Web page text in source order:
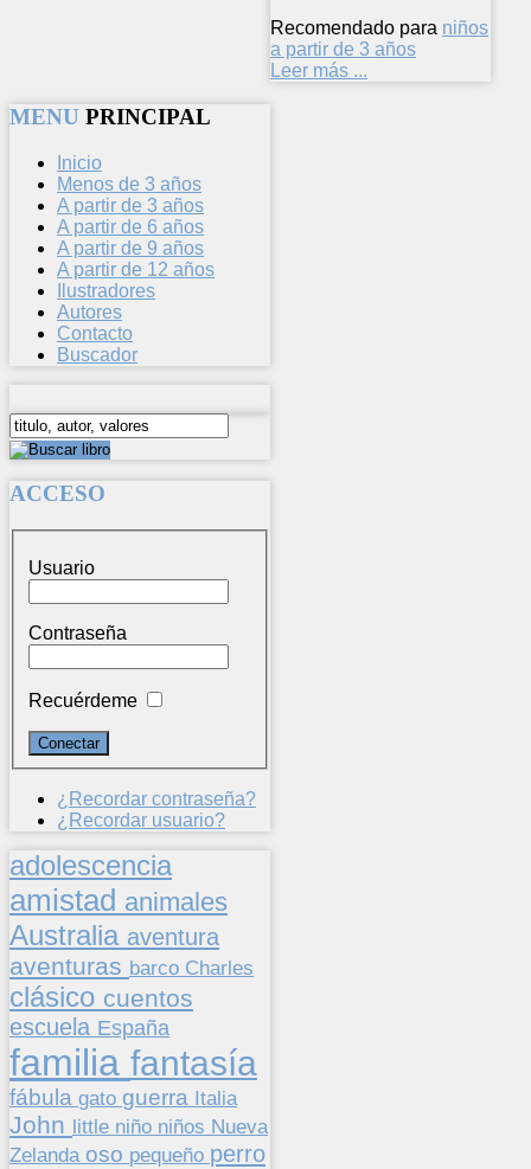
Recomendado para niños
a partir de 3 años
Leer más ...
MENU PRINCIPAL
Inicio
Menos de 3 años
A partir de 3 años
A partir de 6 años
A partir de 9 años
A partir de 12 años
Ilustradores
Autores
Contacto
Buscador
ACCESO
Usuario
Contraseña
Recuérdeme
¿Recordar contraseña?
¿Recordar usuario?
adolescencia
amistad animales
Australia aventura
aventuras barco Charles
clásico cuentos
escuela España
familia fantasía
fábula gato guerra Italia
John little niño niños Nueva
Zelanda oso pequeño perro